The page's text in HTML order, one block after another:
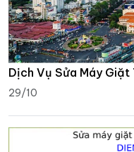
Dịch Vụ Sửa Máy Giặt
29/10